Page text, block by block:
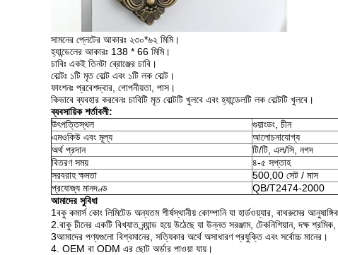
সামনের প্লেটের আকারঃ ২৩০*৬২ মিমি।
হ্যান্ডেলের আকারঃ 138 * 66 মিমি।
চাবিঃ একই তিনটা ব্রোঞ্জের চাবি।
বোল্টঃ ১টি মৃত বোল্ট এবং ১টি লক বোল্ট।
ফাংশনঃ প্রবেশদ্বার, গোপনীয়তা, পাস।
কিভাবে ব্যবহার করবেনঃ চাবিটি মৃত বোল্টটি খুলবে এবং হ্যান্ডেলটি লক বোল্টটি খুলবে।
ব্যবসায়িক শর্তাবলী:
উৎপত্তিস্থল
গুয়াংডং, চীন
এমওকিউ এবং মূল্য
আলোচনাযোগ্য
অর্থ প্রদান
টি/টি, এল/সি, নগদ
বিতরণ সময়
৪-৫ সপ্তাহ
সরবরাহ ক্ষমতা
500,00 সেট / মাস
প্রযোজ্য মানদণ্ড
QB/T2474-2000
আমাদের সুবিধা
1বকু কমার্স কোং লিমিটেড অন্যতম শীর্ষস্থানীয় কোম্পানি যা হার্ডওয়্যার, বাথরুমের
2.বাকু চীনের একটি বিখ্যাত ব্র্যান্ড হয়ে উঠেছে যা উন্নত সরঞ্জাম, টেকনিশিয়ান, দক্ষ
3আমাদের পণ্যগুলো বিশ্বমানের, সত্যিকার অর্থে অসাধারণ প্রযুক্তি এবং সর্বোচ্চ মানের।
4. OEM বা ODM এর ছোট অর্ডার পাওয়া যায়।